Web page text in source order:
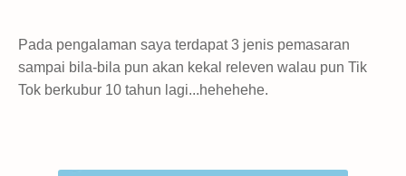
Pada pengalaman saya terdapat 3 jenis pemasaran
sampai bila-bila pun akan kekal releven walau pun Tik
Tok berkubur 10 tahun lagi...hehehehe.